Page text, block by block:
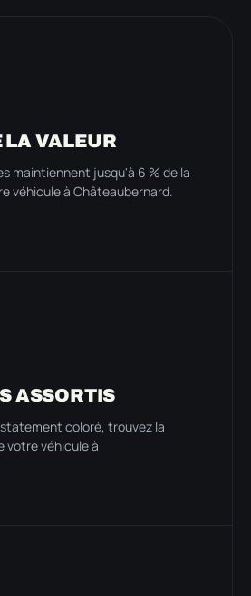
LA VALEUR
maintiennent jusqu'à 6 % de la
véhicule à Châteaubernard.
ASSORTIS
coloré, trouvez la
votre véhicule à